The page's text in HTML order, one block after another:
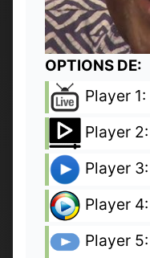
OPTIONS DE:
Player 1:
Player 2:
Player 3:
Player 4:
Player 5: